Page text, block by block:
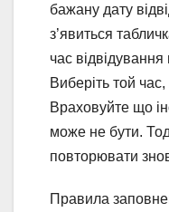
бажану дату
з’явиться
час
Виберіть той
Враховуйте що
може не бути.
повторювати
Правила